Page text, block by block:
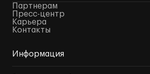
Партнерам
Пресс-центр
Карьера
Контакты
Информация